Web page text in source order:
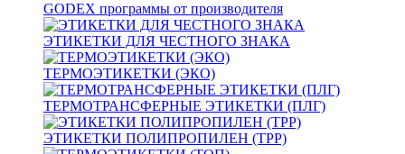
GODEX программы от производителя
ЭТИКЕТКИ ДЛЯ ЧЕСТНОГО ЗНАКА
ТЕРМОЭТИКЕТКИ (ЭКО)
ТЕРМОТРАНСФЕРНЫЕ ЭТИКЕТКИ (ПЛГ)
ЭТИКЕТКИ ПОЛИПРОПИЛЕН (TPP)